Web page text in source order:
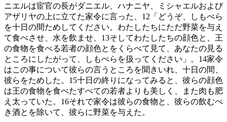
ニエルは宦官の長がダニエル、ハナニヤ、ミシャエルおよび
アザリヤの上に立てた家令に言った、 12 「どうぞ、しもべら
を十日の間ためしてください。わたしたちにただ野菜を与え
て食べさせ、水を飲ませ、 13そしてわたしたちの顔色と、王
の食物を食べる若者の顔色とをくらべて見て、あなたの見る
ところにしたがって、しもべらを扱ってください」。 14家令
はこの事について彼らの言うところを聞きいれ、十日の間、
彼らをためした。 15十日の終りになってみると、彼らの顔色
は王の食物を食べたすべての若者よりも美しく、また肉も肥
え太っていた。 16それで家令は彼らの食物と、彼らの飲むべ
き酒とを除いて、彼らに野菜を与えた。